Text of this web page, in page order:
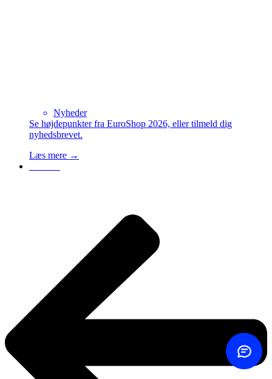
Nyheder
Se højdepunkter fra EuroShop 2026, eller tilmeld dig
nyhedsbrevet.
Læs mere →
Send mail
Svar samme dag
Kontaktformular
Skriv til os
Se din besparelse